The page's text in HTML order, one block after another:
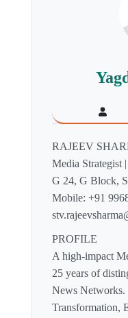
RAJEEV
Media Strategist
G 24, G Block,
Mobile: +91
PROFILE
A high-impact
25 years of
News
Transformation,